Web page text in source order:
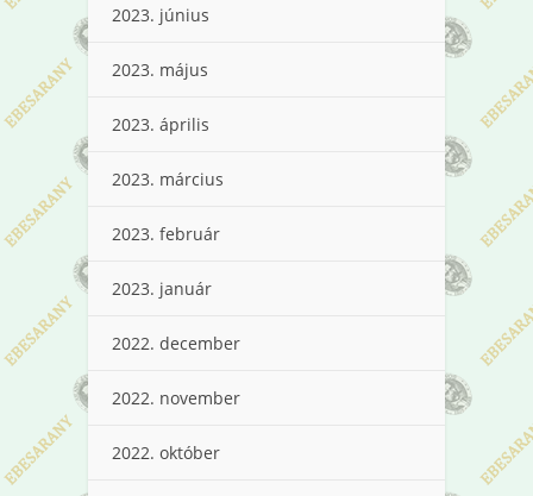
2023. június
2023. május
2023. április
2023. március
2023. február
2023. január
2022. december
2022. november
2022. október